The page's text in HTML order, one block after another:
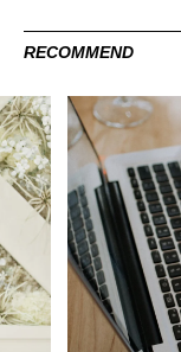
RECOMMEND